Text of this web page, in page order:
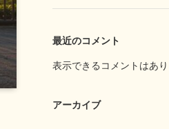
最近のコメント
表示できるコメントはあり
アーカイブ